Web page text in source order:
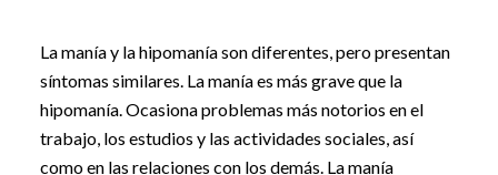
La manía y la hipomanía son diferentes, pero presentan
síntomas similares. La manía es más grave que la
hipomanía. Ocasiona problemas más notorios en el
trabajo, los estudios y las actividades sociales, así
como en las relaciones con los demás. La manía